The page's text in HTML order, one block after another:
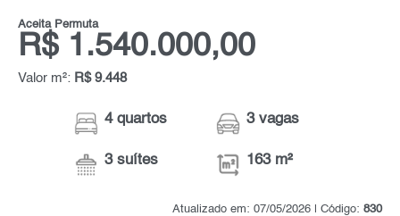
Aceita Permuta
R$ 1.540.000,00
Valor m²: R$ 9.448
4 quartos
3 suítes
3 vagas
163 m²
Atualizado em: 07/05/2026 | Código: 830